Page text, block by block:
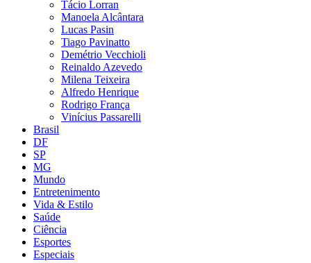
Tácio Lorran
Manoela Alcântara
Lucas Pasin
Tiago Pavinatto
Demétrio Vecchioli
Reinaldo Azevedo
Milena Teixeira
Alfredo Henrique
Rodrigo França
Vinícius Passarelli
Brasil
DF
SP
MG
Mundo
Entretenimento
Vida & Estilo
Saúde
Ciência
Esportes
Especiais